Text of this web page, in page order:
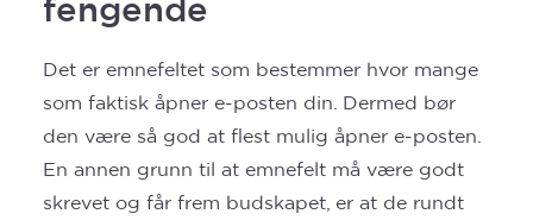
fengende
Det er emnefeltet som bestemmer hvor mange
som faktisk åpner e-posten din. Dermed bør
den være så god at flest mulig åpner e-posten.
En annen grunn til at emnefelt må være godt
skrevet og får frem budskapet, er at de rundt